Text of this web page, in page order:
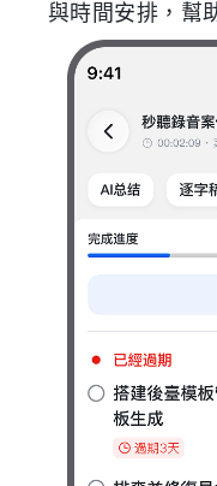
與時間安排，幫